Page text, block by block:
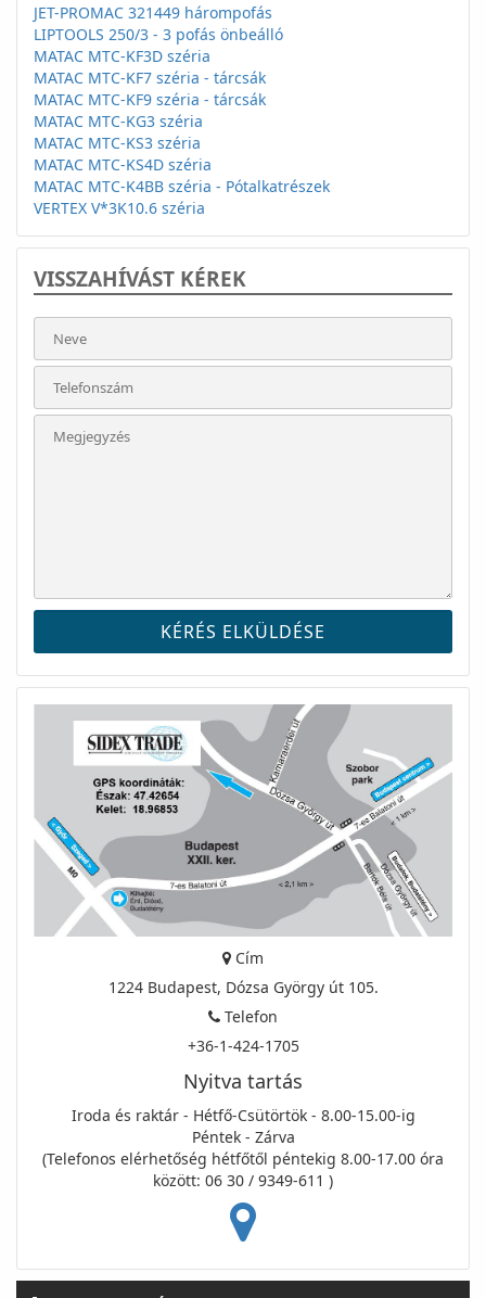
JET-PROMAC 321449 hárompofás
LIPTOOLS 250/3 - 3 pofás önbeálló
MATAC MTC-KF3D széria
MATAC MTC-KF7 széria - tárcsák
MATAC MTC-KF9 széria - tárcsák
MATAC MTC-KG3 széria
MATAC MTC-KS3 széria
MATAC MTC-KS4D széria
MATAC MTC-K4BB széria - Pótalkatrészek
VERTEX V*3K10.6 széria
VISSZAHÍVÁST KÉREK
Cím
1224 Budapest, Dózsa György út 105.
Telefon
+36-1-424-1705
Nyitva tartás
Iroda és raktár - Hétfő-Csütörtök - 8.00-15.00-ig
Péntek - Zárva
(Telefonos elérhetőség hétfőtől péntekig 8.00-17.00 óra
között: 06 30 / 9349-611 )